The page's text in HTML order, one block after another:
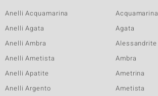
Anelli Acquamarina
Anelli Agata
Anelli Ambra
Anelli Ametista
Anelli Apatite
Anelli Argento
Acquamarina
Agata
Alessandrite
Ambra
Ametrina
Ametista